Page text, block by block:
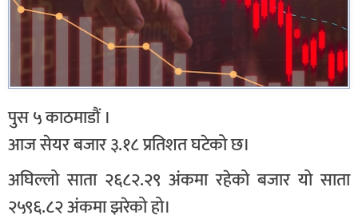
पुस ५ काठमाडौं ।
आज सेयर बजार ३.१८ प्रतिशत घटेको छ।
अघिल्लो साता २६८२.२९ अंकमा रहेको बजार यो साता
२५९६.८२ अंकमा झरेको हो।